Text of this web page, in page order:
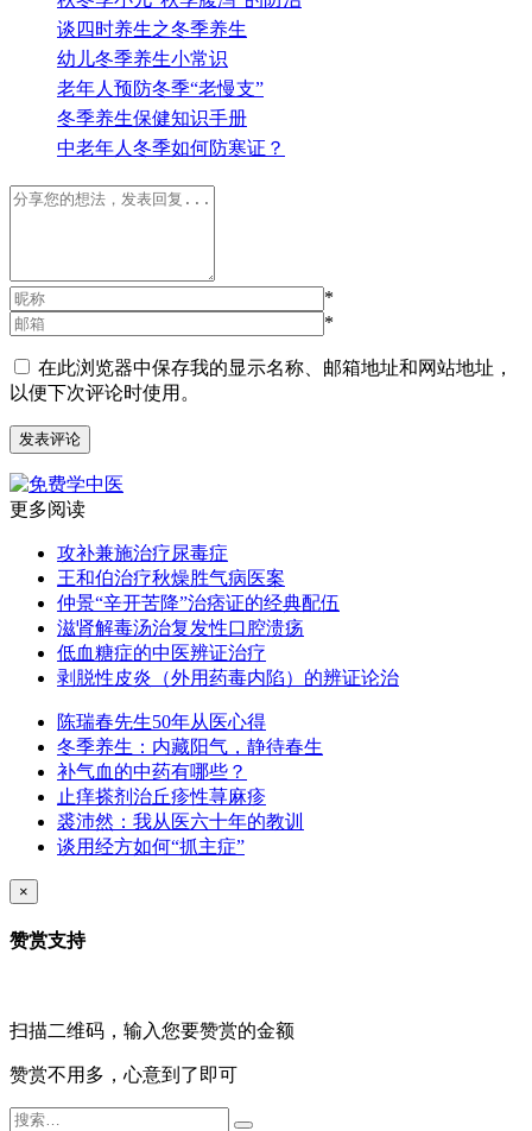
谈四时养生之冬季养生
幼儿冬季养生小常识
老年人预防冬季“老慢支”
冬季养生保健知识手册
中老年人冬季如何防寒证？
*
*
在此浏览器中保存我的显示名称、邮箱地址和网站地址，
以便下次评论时使用。
更多阅读
攻补兼施治疗尿毒症
王和伯治疗秋燥胜气病医案
仲景“辛开苦降”治痞证的经典配伍
滋肾解毒汤治复发性口腔溃疡
低血糖症的中医辨证治疗
剥脱性皮炎（外用药毒内陷）的辨证论治
陈瑞春先生50年从医心得
冬季养生：内藏阳气，静待春生
补气血的中药有哪些？
止痒搽剂治丘疹性荨麻疹
裘沛然：我从医六十年的教训
谈用经方如何“抓主症”
×
赞赏支持
扫描二维码，输入您要赞赏的金额
赞赏不用多，心意到了即可